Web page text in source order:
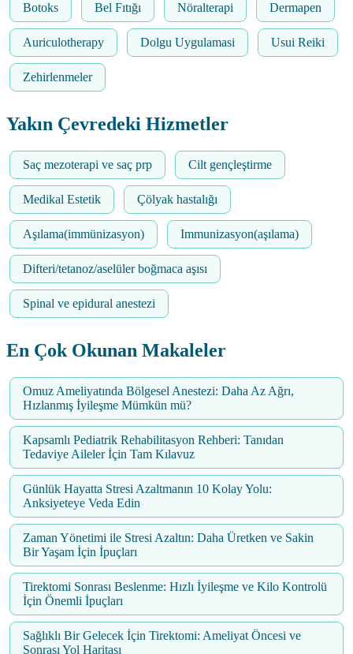
Botoks Bel Fıtığı Nöralterapi Dermapen
Auriculotherapy Dolgu Uygulamasi Usui Reiki
Zehirlenmeler
Yakın Çevredeki Hizmetler
Saç mezoterapi ve saç prp Cilt gençleştirme
Medikal Estetik Çölyak hastalığı
Aşılama(immünizasyon) Immunizasyon(aşılama)
Difteri/tetanoz/aselüler boğmaca aşısı
Spinal ve epidural anestezi
En Çok Okunan Makaleler
Omuz Ameliyatında Bölgesel Anestezi: Daha Az Ağrı,
Hızlanmış İyileşme Mümkün mü?
Kapsamlı Pediatrik Rehabilitasyon Rehberi: Tanıdan
Tedaviye Aileler İçin Tam Kılavuz
Günlük Hayatta Stresi Azaltmanın 10 Kolay Yolu:
Anksiyeteye Veda Edin
Zaman Yönetimi ile Stresi Azaltın: Daha Üretken ve Sakin
Bir Yaşam İçin İpuçları
Tirektomi Sonrası Beslenme: Hızlı İyileşme ve Kilo Kontrolü
İçin Önemli İpuçları
Sağlıklı Bir Gelecek İçin Tirektomi: Ameliyat Öncesi ve
Sonrası Yol Haritası